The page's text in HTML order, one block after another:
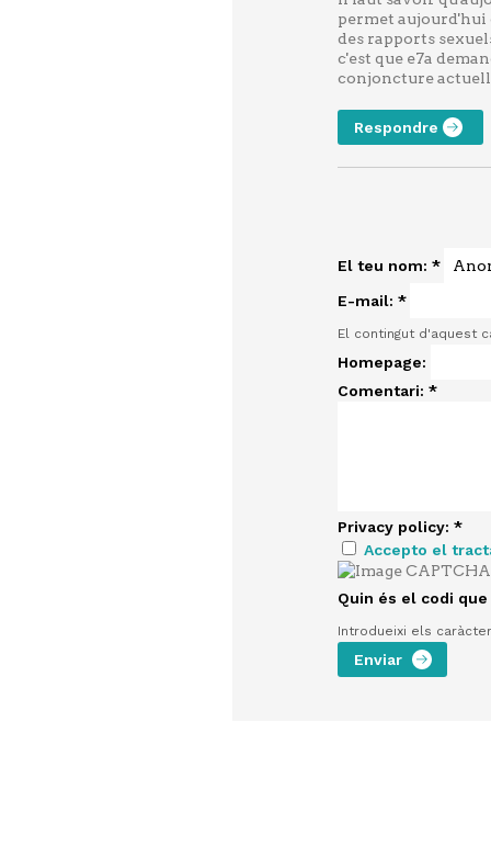
permet aujourd'hui
des rapports
c'est que e7a
conjoncture
Respondre
El teu nom: *
E-mail: *
El contingut d'aquest
Homepage:
Comentari: *
Privacy policy: *
Accepto el
Quin és el codi
Introdueixi els